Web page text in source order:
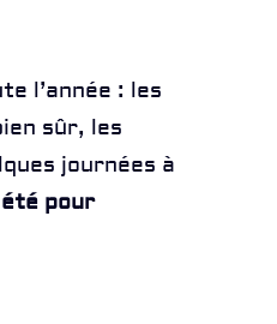
l’année : les
sûr, les
journées à
pour